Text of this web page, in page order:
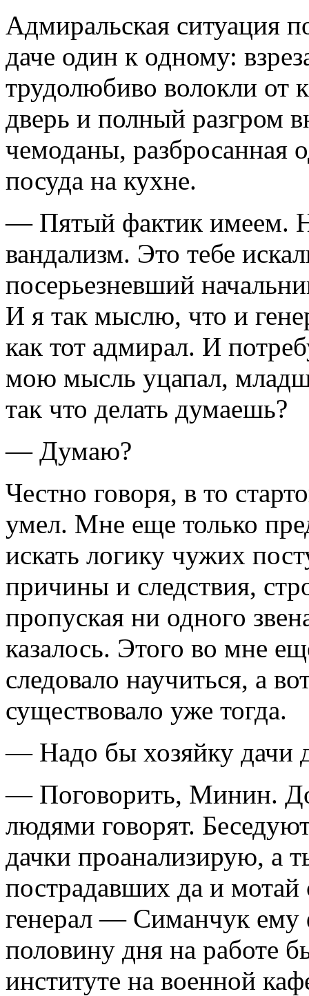
Адмиральская ситуация
даче один к одному:
трудолюбиво волокли от
дверь и полный разгром
чемоданы, разбросанная
посуда на кухне.
— Пятый фактик имеем.
вандализм. Это тебе
посерьезневший
И я так мыслю, что и
как тот адмирал. И
мою мысль уцапал,
так что делать думаешь?
— Думаю?
Честно говоря, в то
умел. Мне еще только
искать логику чужих
причины и следствия,
пропуская ни одного
казалось. Этого во мне
следовало научиться, а
существовало уже тогда.
— Надо бы хозяйку дачи
— Поговорить, Минин.
людями говорят.
дачки проанализирую, а
пострадавших да и мотай
генерал — Симанчук
половину дня на работе
институте на военной